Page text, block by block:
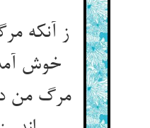
ز آنکه
خوش
مرگ من